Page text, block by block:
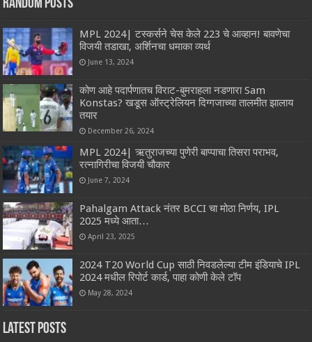
Random Posts
MPL 2024| टस्कर्सने चेस केले 223 चे आव्हान! बावणेचा
विजयी तडाखा, अर्शिनचा धमाका व्यर्थ
June 13, 2024
कोण आहे पदार्पणातच विराट-बुमराहला नडणारा Sam
Konstas? खडूस ऑस्ट्रेलियन दिग्गजाच्या तालमीत झालाय
तयार
December 26, 2024
MPL 2024| ऋतुराजच्या पुणेरी बाप्पाचा तिसरा पराभव,
रत्नागिरीचा विजयी चौकार
June 7, 2024
Pahalgam Attack नंतर BCCI चा मोठा निर्णय, IPL
2025 मध्ये आता…
April 23, 2025
2024 T20 World Cup साठी निवडलेल्या टीम इंडियाचे IPL
2024 मधील रिपोर्ट कार्ड, पाहा कोणी केले टॉप
May 28, 2024
Latest Posts